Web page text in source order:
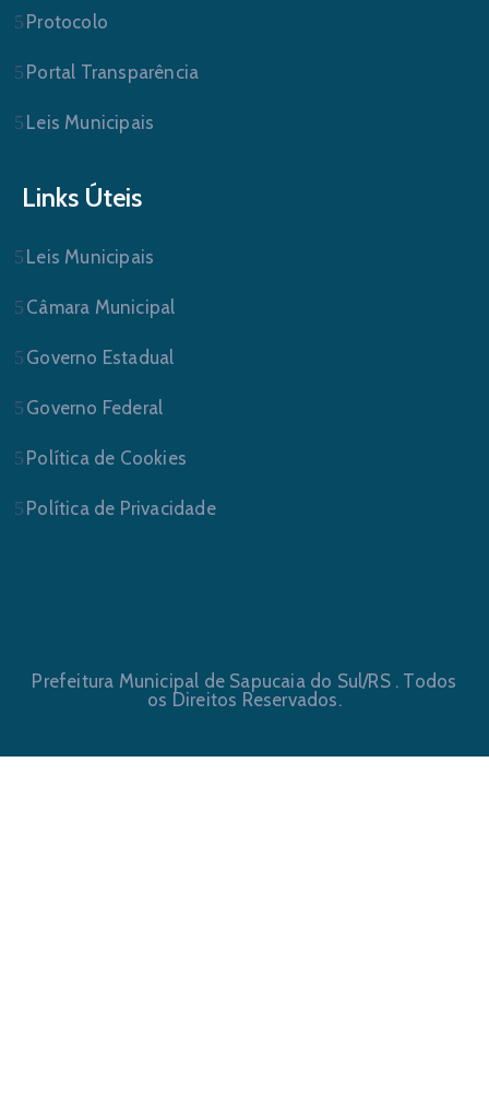
Protocolo
Portal Transparência
Leis Municipais
Links Úteis
Leis Municipais
Câmara Municipal
Governo Estadual
Governo Federal
Política de Cookies
Política de Privacidade
Prefeitura Municipal de Sapucaia do Sul/RS . Todos
os Direitos Reservados.